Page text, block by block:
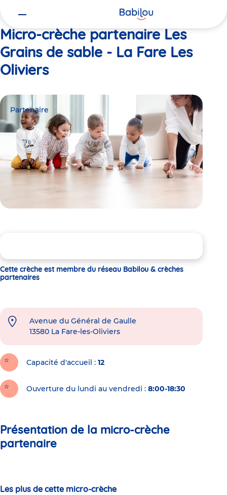
Micro-crèche partenaire Les
Grains de sable - La Fare Les
Oliviers
Partenaire
Cette crèche est membre du réseau Babilou & crèches
partenaires
Avenue du Général de Gaulle
13580 La Fare-les-Oliviers
Capacité d'accueil 12
Ouverture du lundi au vendredi : 8:00-18:30
Présentation de la micro-crèche
partenaire
Les plus de cette micro-crèche